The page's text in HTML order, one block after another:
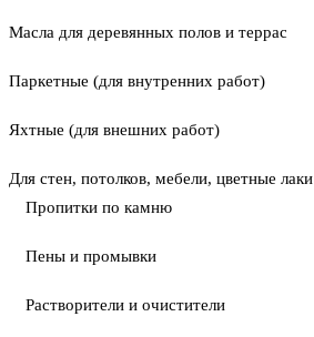
Масла для деревянных полов и террас
Паркетные (для внутренних работ)
Яхтные (для внешних работ)
Для стен, потолков, мебели, цветные лаки
Пропитки по камню
Пены и промывки
Растворители и очистители